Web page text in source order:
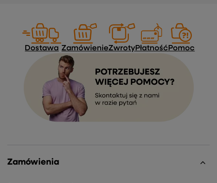
Dostawa ZamówienieZwrotyPłatnośćPomoc
Zamówienia